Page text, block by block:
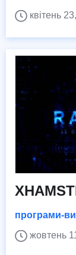
квітень
програми-
жовтень